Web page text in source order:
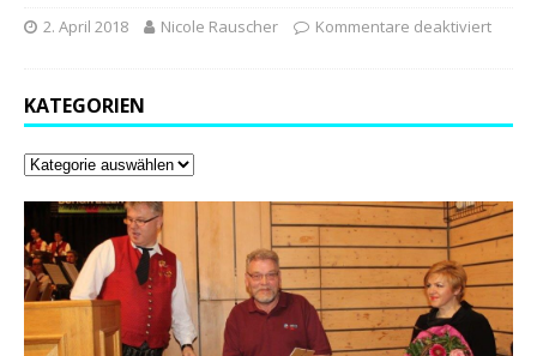
2. April 2018 Nicole Rauscher Kommentare deaktiviert
KATEGORIEN